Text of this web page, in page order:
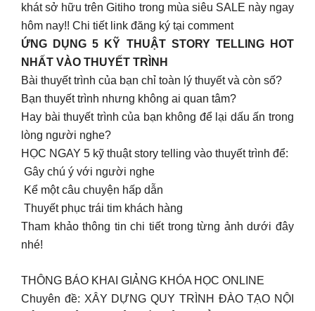
khát sở hữu trên Gitiho trong mùa siêu SALE này ngay
hôm nay!! Chi tiết link đăng ký tại comment
ỨNG DỤNG 5 KỸ THUẬT STORY TELLING HOT
NHẤT VÀO THUYẾT TRÌNH
Bài thuyết trình của bạn chỉ toàn lý thuyết và còn số?
Bạn thuyết trình nhưng không ai quan tâm?
Hay bài thuyết trình của bạn không để lại dấu ấn trong
lòng người nghe?
HỌC NGAY 5 kỹ thuật story telling vào thuyết trình để:
️ Gây chú ý với người nghe
️ Kể một câu chuyện hấp dẫn
️ Thuyết phục trái tim khách hàng
Tham khảo thông tin chi tiết trong từng ảnh dưới đây
nhé!
THÔNG BÁO KHAI GIẢNG KHÓA HỌC ONLINE
Chuyên đề: XÂY DỰNG QUY TRÌNH ĐÀO TẠO NỘI